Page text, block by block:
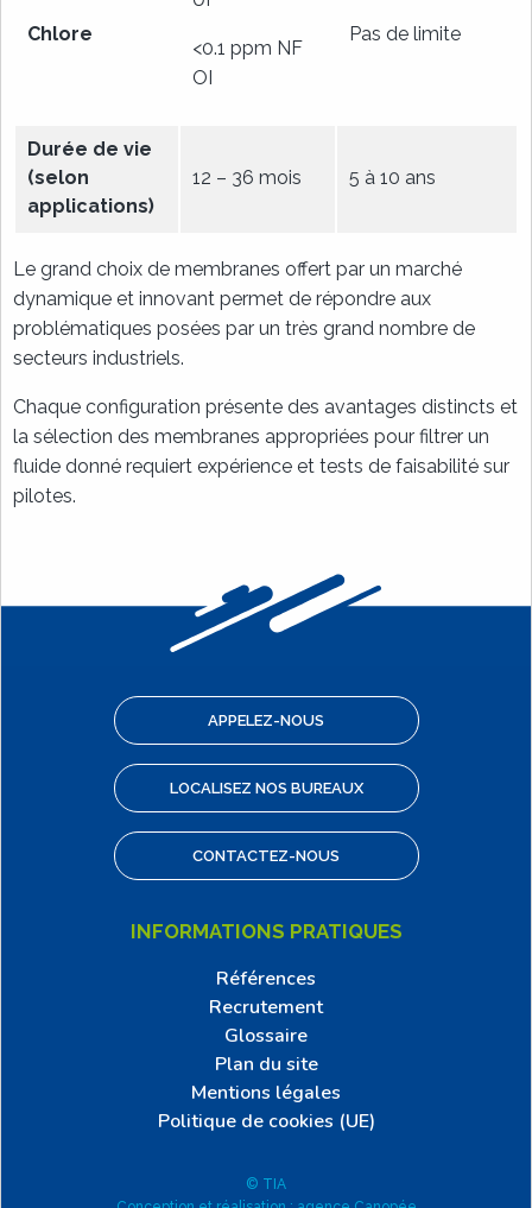
Chlore
<0.1 ppm NF
OI
Pas de limite
Durée de vie
(selon
applications)
12 – 36 mois 5 à 10 ans
Le grand choix de membranes offert par un marché
dynamique et innovant permet de répondre aux
problématiques posées par un très grand nombre de
secteurs industriels.
Chaque configuration présente des avantages distincts et
la sélection des membranes appropriées pour filtrer un
fluide donné requiert expérience et tests de faisabilité sur
pilotes.
APPELEZ-NOUS
LOCALISEZ NOS BUREAUX
CONTACTEZ-NOUS
INFORMATIONS PRATIQUES
Références
Recrutement
Glossaire
Plan du site
Mentions légales
Politique de cookies (UE)
© TIA